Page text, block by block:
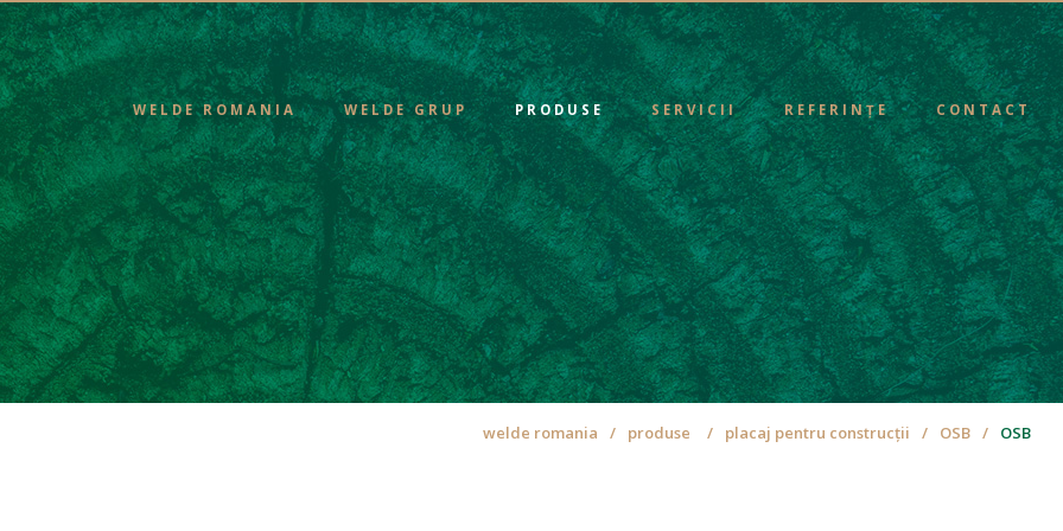
WELDE ROMANIA WELDE GRUP PRODUSE SERVICII REFERINȚE CONTACT
welde romania produse placaj pentru construcții OSB OSB